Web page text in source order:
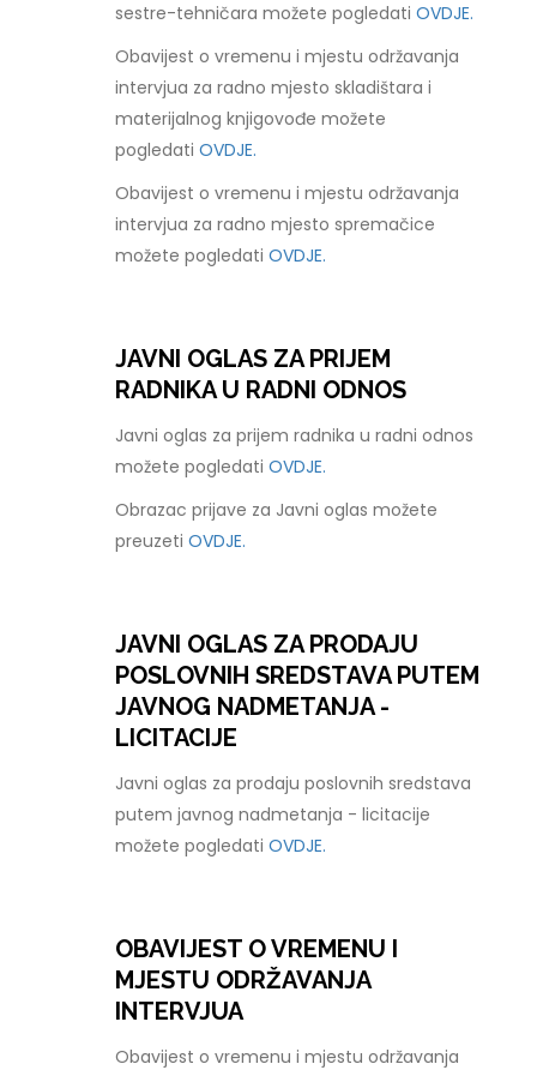
sestre-tehničara možete pogledatiOVDJE.
Obavijest o vremenu i mjestu održavanja
intervjua za radno mjesto skladištara i
materijalnog knjigovođe možete
pogledatiOVDJE.
Obavijest o vremenu i mjestu održavanja
intervjua za radno mjesto spremačice
možete pogledatiOVDJE.
JAVNI OGLAS ZA PRIJEM
RADNIKA U RADNI ODNOS
Javni oglas za prijem radnika u radni odnos
možete pogledatiOVDJE.
Obrazac prijave za Javni oglas možete
preuzetiOVDJE.
JAVNI OGLAS ZA PRODAJU
POSLOVNIH SREDSTAVA PUTEM
JAVNOG NADMETANJA -
LICITACIJE
Javni oglas za prodaju poslovnih sredstava
putem javnog nadmetanja - licitacije
možete pogledatiOVDJE.
OBAVIJEST O VREMENU I
MJESTU ODRŽAVANJA
INTERVJUA
Obavijest o vremenu i mjestu održavanja